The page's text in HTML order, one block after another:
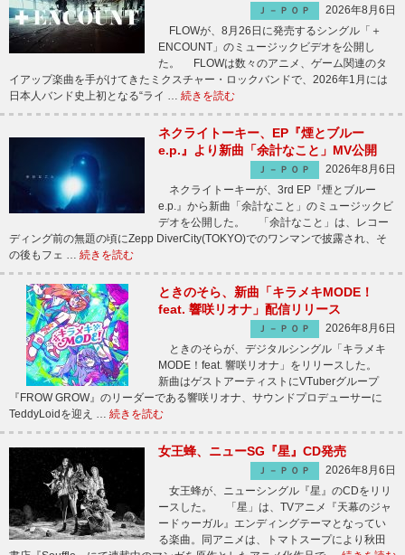
Ｊ－ＰＯＰ
2026年8月6日
FLOWが、8月26日に発売するシングル「＋
ENCOUNT」のミュージックビデオを公開し
た。 FLOWは数々のアニメ、ゲーム関連のタ
イアップ楽曲を手がけてきたミクスチャー・ロックバンドで、2026年1月には
日本人バンド史上初となる“ライ … 続きを読む
ネクライトーキー、EP『煙とブルー
e.p.』より新曲「余計なこと」MV公開
Ｊ－ＰＯＰ
2026年8月6日
ネクライトーキーが、3rd EP『煙とブルー
e.p.』から新曲「余計なこと」のミュージックビ
デオを公開した。 「余計なこと」は、レコー
ディング前の無題の頃にZepp DiverCity(TOKYO)でのワンマンで披露され、そ
の後もフェ … 続きを読む
ときのそら、新曲「キラメキMODE！
feat. 響咲リオナ」配信リリース
Ｊ－ＰＯＰ
2026年8月6日
ときのそらが、デジタルシングル「キラメキ
MODE！feat. 響咲リオナ」をリリースした。
新曲はゲストアーティストにVTuberグループ
『FROW GROW』のリーダーである響咲リオナ、サウンドプロデューサーに
TeddyLoidを迎え … 続きを読む
女王蜂、ニューSG『星』CD発売
Ｊ－ＰＯＰ
2026年8月6日
女王蜂が、ニューシングル『星』のCDをリリ
ースした。 「星」は、TVアニメ『天幕のジャ
ードゥーガル』エンディングテーマとなってい
る楽曲。同アニメは、トマトスープにより秋田